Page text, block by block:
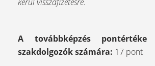
A továbbképzés pontértéke
szakdolgozók számára: 17 pont